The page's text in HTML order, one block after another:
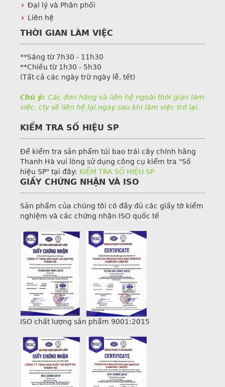
Đại lý và Phân phối
Liên hệ
THỜI GIAN LÀM VIỆC
**Sáng từ 7h30 - 11h30
**Chiều từ 1h30 - 5h30
(Tất cả các ngày trừ ngày lễ, tết)
Chú ý: Các đơn hàng và liên hệ ngoài thời gian làm
việc, cty sẽ liên hệ lại ngay sau khi làm việc trở lại.
KIỂM TRA SỐ HIỆU SP
Để kiểm tra sản phẩm túi bao trái cây chính hãng
Thanh Hà vui lòng sử dụng công cụ kiểm tra "Số
hiệu SP" tại đây: KIỂM TRA SỐ HIỆU SP
GIẤY CHỨNG NHẬN VÀ ISO
Sản phẩm của chúng tôi có đầy đủ các giấy tờ kiểm
nghiệm và các chứng nhận ISO quốc tế
ISO chất lượng sản phẩm 9001:2015